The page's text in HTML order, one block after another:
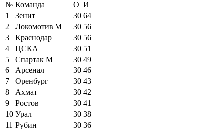
№ Команда О И
1
Зенит 30 64
2
Локомотив М 30 56
3
Краснодар 30 56
4
ЦСКА 30 51
5
Спартак М 30 49
6
Арсенал 30 46
7
Оренбург 30 43
8
Ахмат 30 42
9
Ростов 30 41
10 Урал 30 38
11 Рубин 30 36